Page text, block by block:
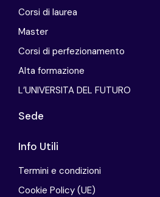
Corsi di laurea
Master
Corsi di perfezionamento
Alta formazione
L’UNIVERSITA DEL FUTURO
Sede
Info Utili
Termini e condizioni
Cookie Policy (UE)